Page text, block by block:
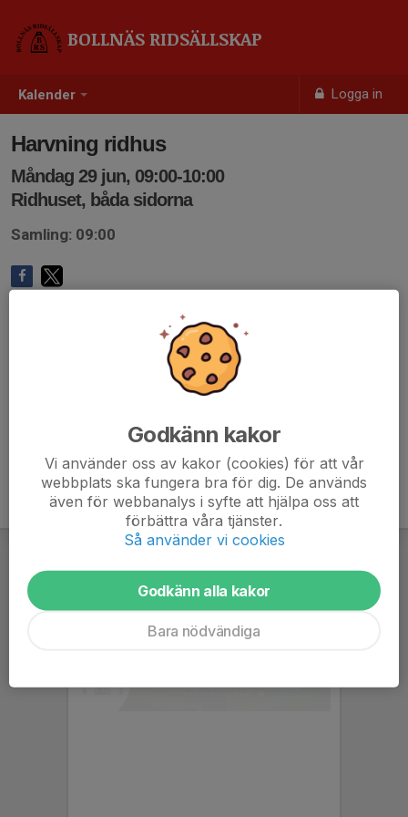
Kalender Logga in
BOLLNÄS RIDSÄLLSKAP
Harvning ridhus
Måndag 29 jun, 09:00-10:00
Ridhuset, båda sidorna
Samling: 09:00
Godkänn kakor
Vi använder oss av kakor (cookies) för att vår
webbplats ska fungera bra för dig. De används
även för webbanalys i syfte att hjälpa oss att
förbättra våra tjänster.
Så använder vi cookies
Godkänn alla kakor
Bara nödvändiga